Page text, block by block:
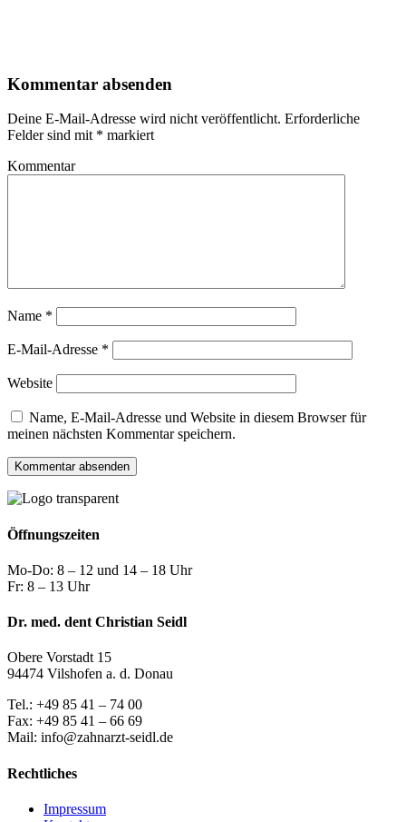
Kommentar absenden
Deine E-Mail-Adresse wird nicht veröffentlicht. Erforderliche
Felder sind mit * markiert
Kommentar
Name *
E-Mail-Adresse *
Website
Name, E-Mail-Adresse und Website in diesem Browser für
meinen nächsten Kommentar speichern.
Öffnungszeiten
Mo-Do: 8 – 12 und 14 – 18 Uhr
Fr: 8 – 13 Uhr
Dr. med. dent Christian Seidl
Obere Vorstadt 15
94474 Vilshofen a. d. Donau
Tel.: +49 85 41 – 74 00
Fax: +49 85 41 – 66 69
Mail: info@zahnarzt-seidl.de
Rechtliches
Impressum